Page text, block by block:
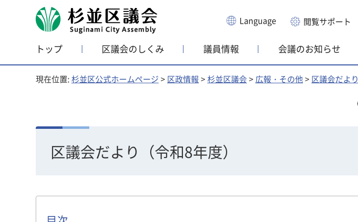
杉並区議会 Language 閲覧サポート
トップ 区議会のしくみ 議員情報 会議のお知らせ
現在位置:杉並区公式ホームページ > 区政情報 >杉並区議会> 広報・その他> 区議会だより
区議会だより（令和8年度）